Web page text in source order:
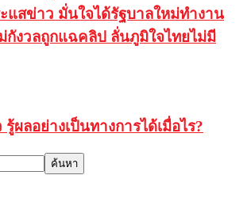
แสข่าว มั่นใจได้รัฐบาลใหม่ทำงาน
กังวลถูกแฉคลิป ลั่นภูมิใจไทยไม่มี
รู้ผลอย่างเป็นทางการได้เมื่อไร?